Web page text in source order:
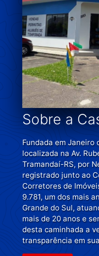
Sobre a
Fundada em Janeiro
localizada na Av.
Tramandaí-RS, por
registrado junto ao
Corretores de
9.781, um dos mais
Grande do Sul,
mais de 20 anos e
desta caminhada a
transparência em